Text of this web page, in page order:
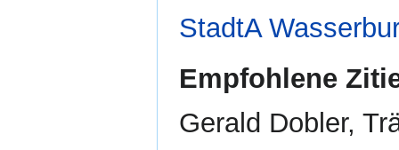
StadtA
Empfohlene
Gerald Dobler,